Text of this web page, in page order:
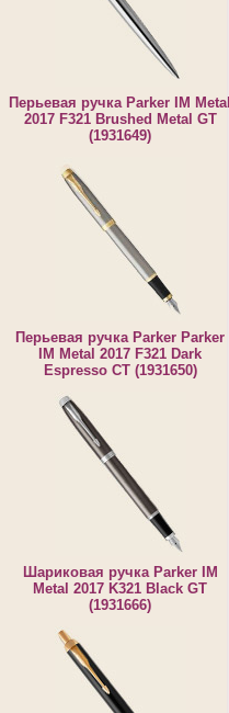
Перьевая ручка Parker IM Metal
2017 F321 Brushed Metal GT
(1931649)
Перьевая ручка Parker Parker
IM Metal 2017 F321 Dark
Espresso CT (1931650)
Шариковая ручка Parker IM
Metal 2017 K321 Black GT
(1931666)